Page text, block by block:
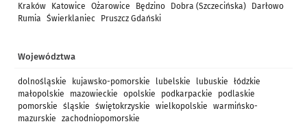
Kraków
Katowice Ożarowice Będzino Dobra (Szczecińska)
Darłowo
Rumia
Świerklaniec Pruszcz Gdański
Województwa
dolnośląskie kujawsko-pomorskie lubelskie lubuskie
łódzkie
małopolskie
mazowieckie opolskie podkarpackie
podlaskie
pomorskie
śląskie świętokrzyskie wielkopolskie
warmińsko-
mazurskie
zachodniopomorskie